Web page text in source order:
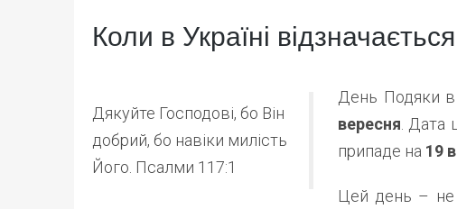
Коли в Україні
Дякуйте Господові, бо Він
добрий, бо навіки милість
Його. Псалми 117:1
День Подяки в
вересня . Дата
припаде на 19
Цей день – не